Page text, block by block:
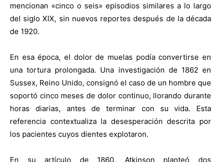
mencionan «cinco o seis» episodios similares a lo largo
del siglo XIX, sin nuevos reportes después de la década
de 1920.
En esa época, el dolor de muelas podía convertirse en
una tortura prolongada. Una investigación de 1862 en
Sussex, Reino Unido, consignó el caso de un hombre que
soportó cinco meses de dolor continuo, llorando durante
horas diarias, antes de terminar con su vida. Esta
referencia contextualiza la desesperación descrita por
los pacientes cuyos dientes explotaron.
En su artículo de 1860, Atkinson planteó dos